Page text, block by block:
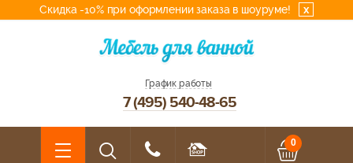
Скидка -10% при оформлении заказа в шоуруме! x
График работы
7 (495) 540-48-65
0